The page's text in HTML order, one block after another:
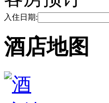
入住日期:
酒店地图